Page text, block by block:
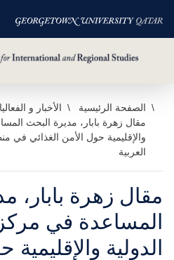
تخطي
المحتوى
الرئيسي
الصفحة الرئيسية الأخبار و
مقال زهرة بابار، مديرة البحث
والإقليمية حول الأمن الغذائي في
العربية
مقال زهرة بابار،
المساعدة في
الدولية